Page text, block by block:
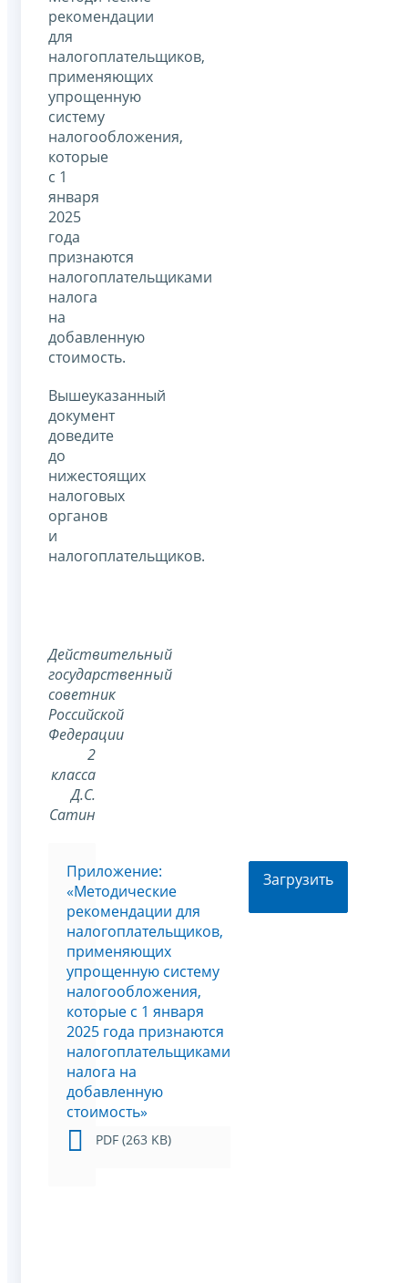
рекомендации
для
налогоплательщиков,
применяющих
упрощенную
систему
налогообложения,
которые
с 1
января
2025
года
признаются
налогоплательщиками
налога
на
добавленную
стоимость.
Вышеуказанный
документ
доведите
до
нижестоящих
налоговых
органов
и
налогоплательщиков.
Действительный
государственный
советник
Российской
Федерации
2
класса
Д.С.
Сатин
Приложение:
«Методические
рекомендации для
налогоплательщиков,
применяющих
упрощенную систему
налогообложения,
которые с 1 января
2025 года признаются
налогоплательщиками
налога на
добавленную
стоимость»
PDF (263 KB)
Загрузить